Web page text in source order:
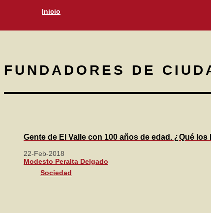
Inicio
FUNDADORES DE
Gente de El Valle con 100 años de edad. ¿Qué
22-Feb-2018
Modesto Peralta Delgado
Sociedad